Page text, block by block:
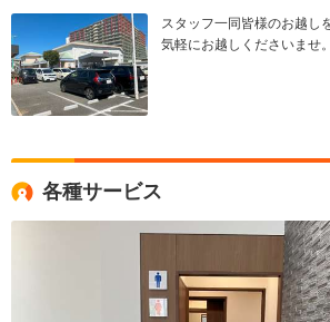
スタッフ一同皆様のお越し
気軽にお越しくださいませ。
各種サービス